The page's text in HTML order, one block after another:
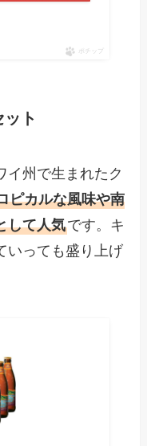
ポチップ
ト
イ州で生まれたク
ピカルな風味や南
して人気です。キ
いっても盛り上げ